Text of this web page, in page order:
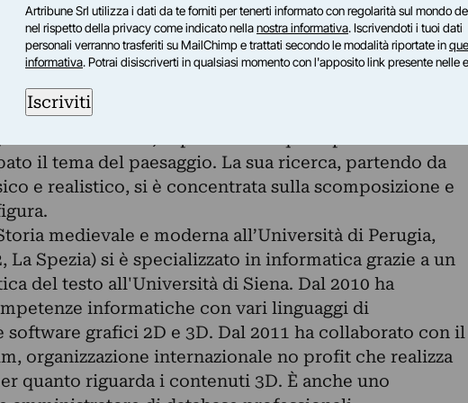
in Pittura all'Università Normale di Hunan, Li
1988) ha conseguito la laurea specialistica in Arti
espressivi (Pittura) all'Accademia di Belle Arti di
anni universitari, soprattutto in quelli passati a
il tema del paesaggio. La sua ricerca, partendo da
e realistico, si è concentrata sulla scomposizione e
medievale e moderna all’Università di Perugia,
La Spezia) si è specializzato in informatica grazie a un
del testo all'Università di Siena. Dal 2010 ha
informatiche con vari linguaggi di
software grafici 2D e 3D. Dal 2011 ha collaborato con il
organizzazione internazionale no profit che realizza
quanto riguarda i contenuti 3D. È anche uno
Artribune Srl utilizza i dati da te forniti per tenerti informato con regolarità sul mondo
nel rispetto della privacy come indicato nellanostra informativa. Iscrivendoti i tuoi dati
personali verranno trasferiti su MailChimp e trattati secondo le modalità riportate in
informativa. Potrai disiscriverti in qualsiasi momento con l'apposito link presente nelle
Iscriviti